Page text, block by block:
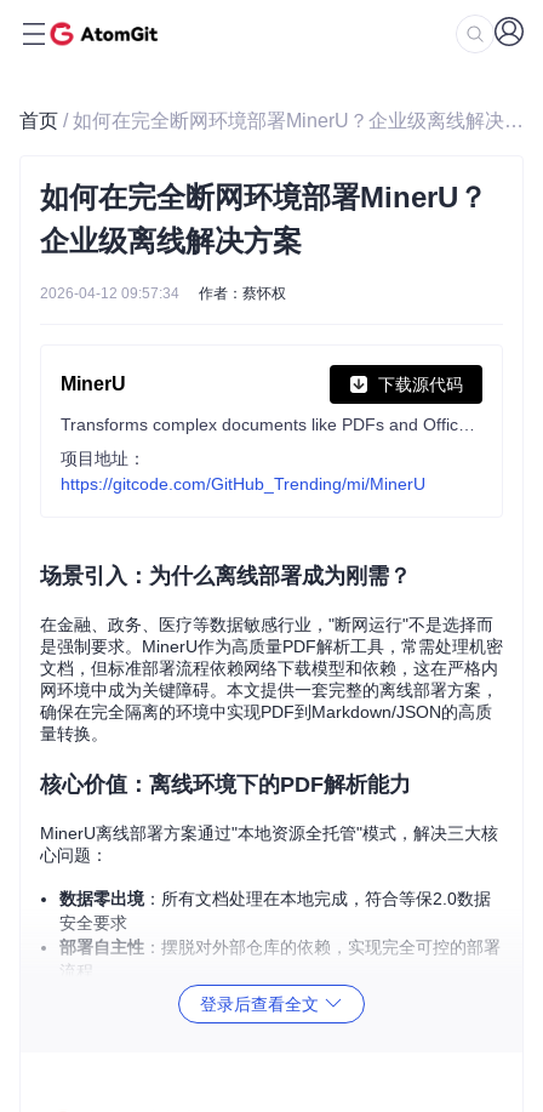
首页 / 如何在完全断网环境部署MinerU？企业级离线解决方案
如何在完全断网环境部署MinerU？
企业级离线解决方案
2026-04-12 09:57:34 作者：蔡怀权
MinerU 下载源代码
项目地址：
https://gitcode.com/GitHub_Trending/mi/MinerU
场景引入：为什么离线部署成为刚需？
在金融、政务、医疗等数据敏感行业，"断网运行"不是选择而
是强制要求。MinerU作为高质量PDF解析工具，常需处理机密
文档，但标准部署流程依赖网络下载模型和依赖，这在严格内
网环境中成为关键障碍。本文提供一套完整的离线部署方案，
确保在完全隔离的环境中实现PDF到Markdown/JSON的高质
量转换。
核心价值：离线环境下的PDF解析能力
MinerU离线部署方案通过"本地资源全托管"模式，解决三大核
心问题：
数据零出境：所有文档处理在本地完成，符合等保2.0数据
安全要求
部署自主性 ：摆脱对外部仓库的依赖，实现完全可控的部署
流程
：支持无GPU的纯CPU环境，兼容各类内网服
登录后查看全文